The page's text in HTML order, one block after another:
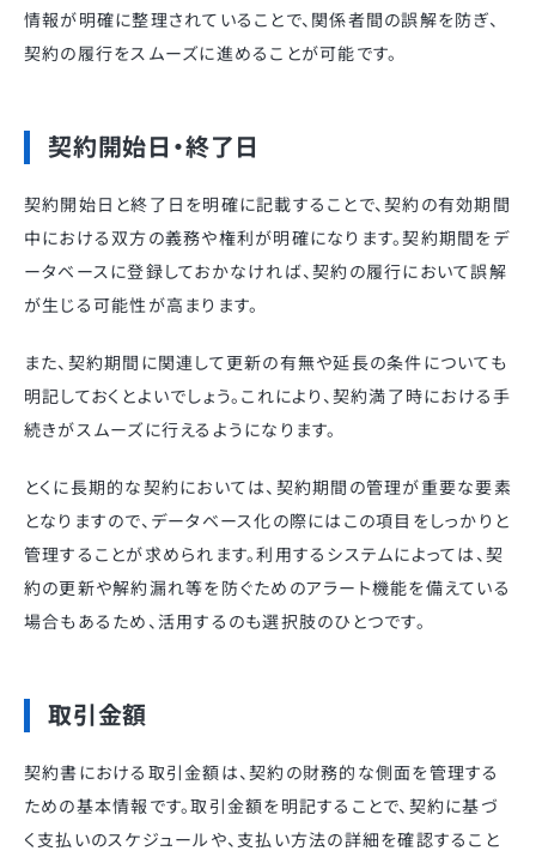
情報が明確に整理されていることで、関係者間の誤解を防ぎ、
契約の履行をスムーズに進めることが可能です。
契約開始日・終了日
契約開始日と終了日を明確に記載することで、契約の有効期間
中における双方の義務や権利が明確になります。契約期間をデ
ータベースに登録しておかなければ、契約の履行において誤解
が生じる可能性が高まります。
また、契約期間に関連して更新の有無や延長の条件についても
明記しておくとよいでしょう。これにより、契約満了時における手
続きがスムーズに行えるようになります。
とくに長期的な契約においては、契約期間の管理が重要な要素
となりますので、データベース化の際にはこの項目をしっかりと
管理することが求められます。利用するシステムによっては、契
約の更新や解約漏れ等を防ぐためのアラート機能を備えている
場合もあるため、活用するのも選択肢のひとつです。
取引金額
契約書における取引金額は、契約の財務的な側面を管理する
ための基本情報です。取引金額を明記することで、契約に基づ
く支払いのスケジュールや、支払い方法の詳細を確認すること